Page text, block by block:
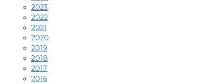
2023
2022
2021
2020
2019
2018
2017
2016